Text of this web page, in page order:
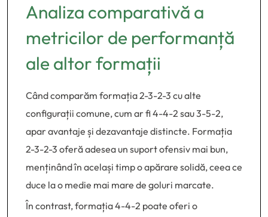
Analiza comparativă a
metricilor de performanță
ale altor formații
Când comparăm formația 2-3-2-3 cu alte
configurații comune, cum ar fi 4-4-2 sau 3-5-2,
apar avantaje și dezavantaje distincte. Formația
2-3-2-3 oferă adesea un suport ofensiv mai bun,
menținând în același timp o apărare solidă, ceea ce
duce la o medie mai mare de goluri marcate.
În contrast, formația 4-4-2 poate oferi o